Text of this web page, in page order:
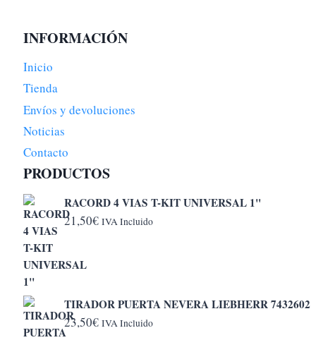
INFORMACIÓN
Inicio
Tienda
Envíos y devoluciones
Noticias
Contacto
PRODUCTOS
RACORD 4 VIAS T-KIT UNIVERSAL 1"
21,50€ IVA Incluido
TIRADOR PUERTA NEVERA LIEBHERR 7432602
23,50€ IVA Incluido